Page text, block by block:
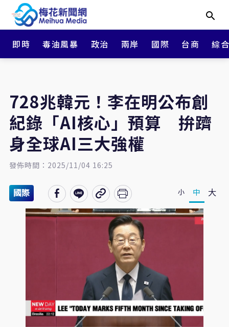
即時 毒油風暴 政治 兩岸 國際 台商 綜
728兆韓元！李在明公布創
紀錄「AI核心」預算 拚躋
身全球AI三大強權
發佈時間：2025/11/04 16:25
國際 小 中 大